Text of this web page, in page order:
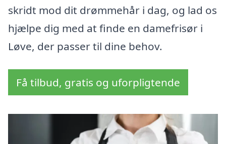
skridt mod dit drømmehår i dag, og lad os
hjælpe dig med at finde en damefrisør i
Løve, der passer til dine behov.
Få tilbud, gratis og uforpligtende